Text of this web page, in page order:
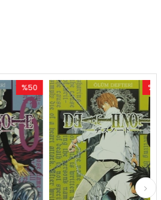
%50
İndirim
%50İndirim
%50
İndirim